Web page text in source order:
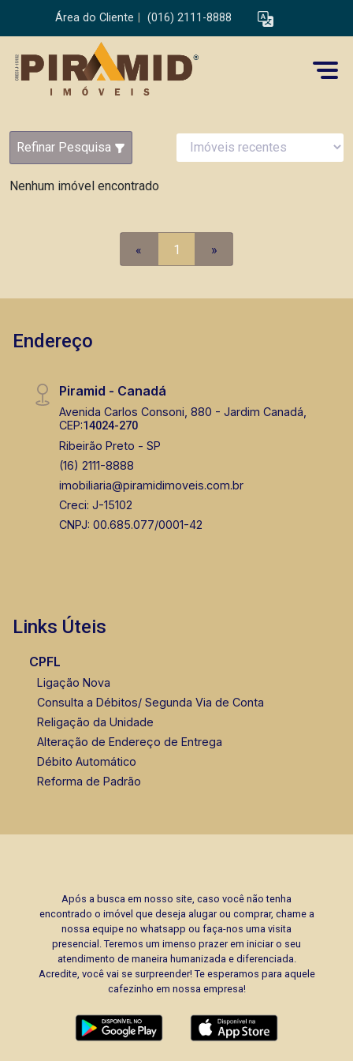
Área do Cliente (016) 2111-8888
Refinar Pesquisa
Nenhum imóvel encontrado
« 1 »
Endereço
Piramid - Canadá
Avenida Carlos Consoni, 880 - Jardim Canadá,
CEP:14024-270
Ribeirão Preto - SP
(16) 2111-8888
imobiliaria@piramidimoveis.com.br
Creci: J-15102
CNPJ: 00.685.077/0001-42
Links Úteis
CPFL
Ligação Nova
Consulta a Débitos/ Segunda Via de Conta
Religação da Unidade
Alteração de Endereço de Entrega
Débito Automático
Reforma de Padrão
Após a busca em nosso site, caso você não tenha
encontrado o imóvel que deseja alugar ou comprar, chame a
nossa equipe no whatsapp ou faça-nos uma visita
presencial. Teremos um imenso prazer em iniciar o seu
atendimento de maneira humanizada e diferenciada.
Acredite, você vai se surpreender! Te esperamos para aquele
cafezinho em nossa empresa!